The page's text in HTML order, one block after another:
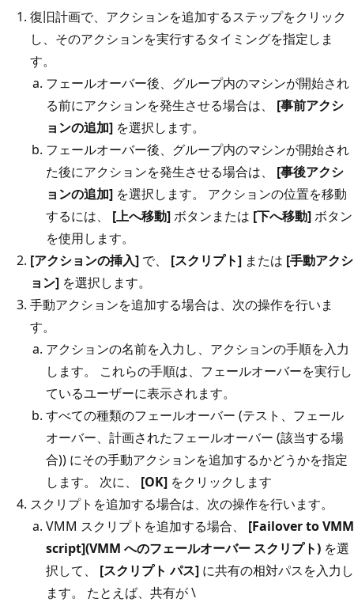
復旧計画で、アクションを追加するステップをクリック
し、そのアクションを実行するタイミングを指定しま
す。
フェールオーバー後、グループ内のマシンが開始され
る前にアクションを発生させる場合は、 [事前アクシ
ョンの追加] を選択します。
フェールオーバー後、グループ内のマシンが開始され
た後にアクションを発生させる場合は、 [事後アクシ
ョンの追加] を選択します。 アクションの位置を移動
するには、 [上へ移動]ボタンまたは [下へ移動]ボタン
を使用します。
[アクションの挿入] で、 [スクリプト] または [手動アクシ
ョン] を選択します。
手動アクションを追加する場合は、次の操作を行いま
す。
アクションの名前を入力し、アクションの手順を入力
します。 これらの手順は、フェールオーバーを実行し
ているユーザーに表示されます。
すべての種類のフェールオーバー (テスト、フェール
オーバー、計画されたフェールオーバー (該当する場
合)) にその手動アクションを追加するかどうかを指定
します。 次に、 [OK] をクリックします
スクリプトを追加する場合は、次の操作を行います。
VMM スクリプトを追加する場合、 [Failover to VMM
script](VMM へのフェールオーバー スクリプト) を選
択して、 [スクリプト パス] に共有の相対パスを入力し
ます。 たとえば、共有が \